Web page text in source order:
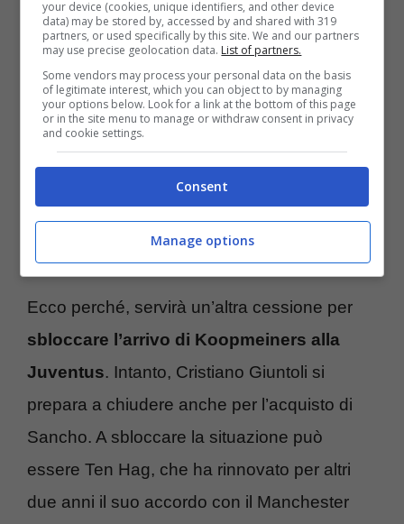
I bianconeri hanno già raggiunto l’intesa di
massima con il calciatore, per un ingaggio da
4,5 milioni a stagione. Resta da convincere
l’Atalanta che vuole incassare almeno 55
milioni di euro ma ci sono buone speranze
per chiudere l’accordo, considerando anche
la volontà da parte del calciatore che ha
chiuse le porte ad altri trasferimenti.
Ecco perché, servirà un’altra cessione per
sbloccare l’arrivo di Koopmeiners alla
Juventus. Intanto, Cristiano Giuntoli si
prepara a chiudere anche per l’acquisto di
Sancho. A sbloccare la situazione può
essere Ten Hag, che ha rinnovato per altri
due anni il suo accordo con il Manchester
your device (cookies, unique identifiers, and other device
data) may be stored by, accessed by and shared with 319
partners, or used specifically by this site. We and our partners
may use precise geolocation data. List of partners.
Some vendors may process your personal data on the basis
of legitimate interest, which you can object to by managing
your options below. Look for a link at the bottom of this page
or in the site menu to manage or withdraw consent in privacy
and cookie settings.
Consent
Manage options